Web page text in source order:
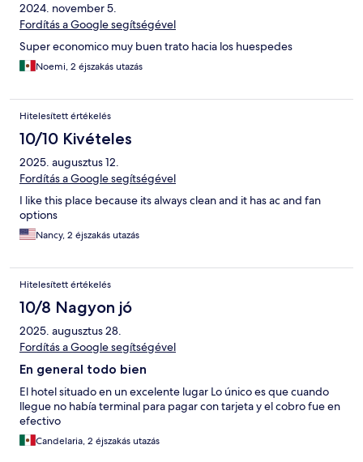
2024. november 5.
Fordítás a Google segítségével
Super economico muy buen trato hacia los huespedes
Noemi, 2 éjszakás utazás
Hitelesített értékelés
10/10 Kivételes
2025. augusztus 12.
Fordítás a Google segítségével
I like this place because its always clean and it has ac and fan
options
Nancy, 2 éjszakás utazás
Hitelesített értékelés
10/8 Nagyon jó
2025. augusztus 28.
Fordítás a Google segítségével
En general todo bien
El hotel situado en un excelente lugar Lo único es que cuando
llegue no había terminal para pagar con tarjeta y el cobro fue en
efectivo
Candelaria, 2 éjszakás utazás